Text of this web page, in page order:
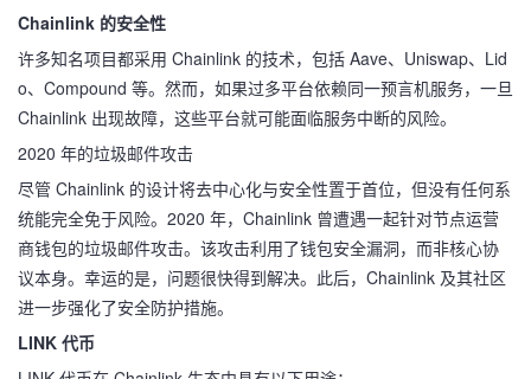
Chainlink 的安全性
许多知名项目都采用 Chainlink 的技术，包括 Aave、Uniswap、Lid
o、Compound 等。然而，如果过多平台依赖同一预言机服务，一旦
Chainlink 出现故障，这些平台就可能面临服务中断的风险。
2020 年的垃圾邮件攻击
尽管 Chainlink 的设计将去中心化与安全性置于首位，但没有任何系
统能完全免于风险。2020 年，Chainlink 曾遭遇一起针对节点运营
商钱包的垃圾邮件攻击。该攻击利用了钱包安全漏洞，而非核心协
议本身。幸运的是，问题很快得到解决。此后，Chainlink 及其社区
进一步强化了安全防护措施。
LINK 代币